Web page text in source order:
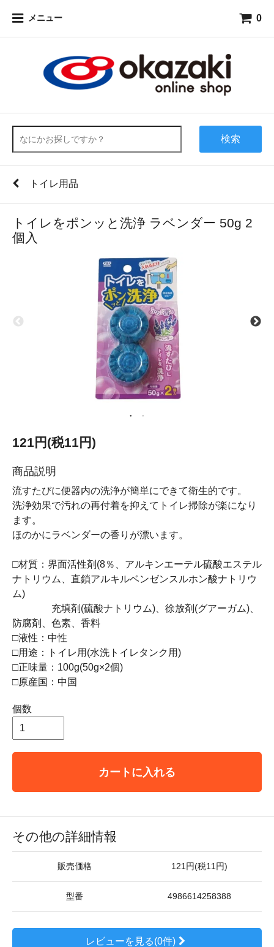
メニュー 0
検索
トイレ用品
トイレをポンッと洗浄 ラベンダー 50g 2
個入
121円(税11円)
商品説明
流すたびに便器内の洗浄が簡単にできて衛生的です。
洗浄効果で汚れの再付着を抑えてトイレ掃除が楽になり
ます。
ほのかにラベンダーの香りが漂います。
□材質：界面活性剤(8％、アルキンエーテル硫酸エステル
ナトリウム、直鎖アルキルベンゼンスルホン酸ナトリウ
ム)
充填剤(硫酸ナトリウム)、徐放剤(グアーガム)、
防腐剤、色素、香料
□液性：中性
□用途：トイレ用(水洗トイレタンク用)
□正味量：100g(50g×2個)
□原産国：中国
個数
カートに入れる
その他の詳細情報
販売価格 121円(税11円)
型番 4986614258388
レビューを見る(0件)